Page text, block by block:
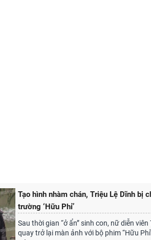
Tạo hình nhàm chán, Triệu Lệ Dĩnh bị
trường ‘Hữu Phỉ’
Sau thời gian “ở ẩn” sinh con, nữ diễn
quay trở lại màn ảnh với bộ phim “Hữu